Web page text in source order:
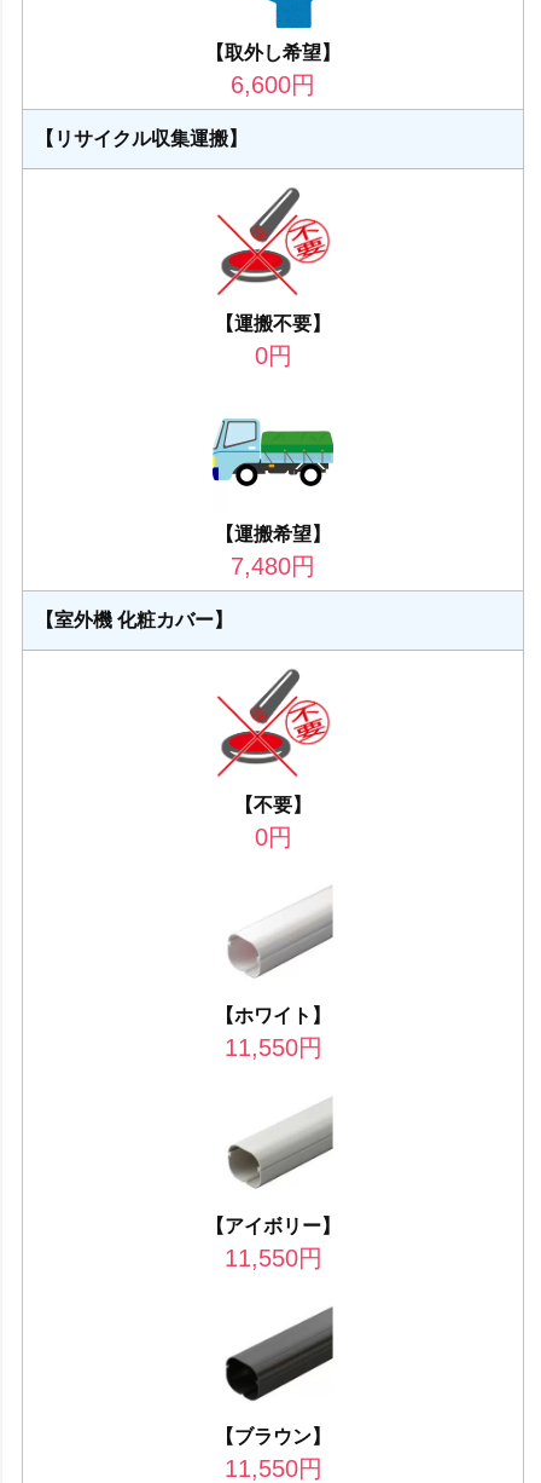
【取外し希望】
6,600円
【リサイクル収集運搬】
【運搬不要】
0円
【運搬希望】
7,480円
【室外機 化粧カバー】
【不要】
0円
【ホワイト】
11,550円
【アイボリー】
11,550円
【ブラウン】
11,550円